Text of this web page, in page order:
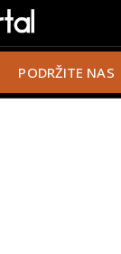
PODRŽITE NAS